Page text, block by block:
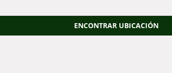
ENCONTRAR UBICACIÓN